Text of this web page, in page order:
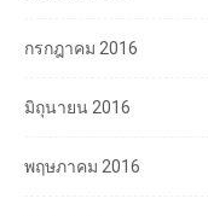
กรกฎาคม 2016
มิถุนายน 2016
พฤษภาคม 2016